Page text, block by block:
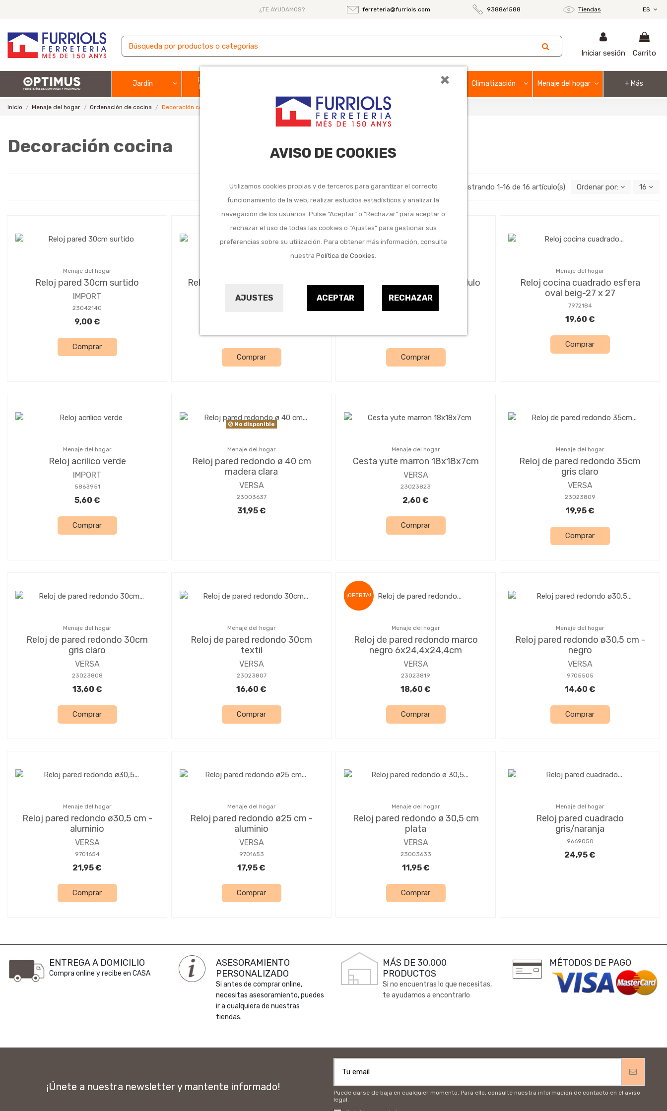
×
AVISO DE COOKIES
Utilizamos cookies propias y de terceros para garantizar el correcto
funcionamiento de la web, realizar estudios estadísticos y analizar la
navegación de los usuarios. Pulse “Aceptar” o “Rechazar” para aceptar o
rechazar el uso de todas las cookies o “Ajustes” para gestionar sus
preferencias sobre su utilización. Para obtener más información, consulte
nuestraPolítica de Cookies.
AJUSTES ACEPTAR RECHAZAR
¿TE AYUDAMOS? ferreteria@furriols.com 938861588 Tiendas ES
Iniciar sesión Carrito
Jardín
Pintura y
Climatización Menaje del hogar + Más
Inicio Menaje del hogar Ordenación de cocina Decoración cocina
Decoración cocina
Mostrando 1-16 de 16 artículo(s) Ordenar por: 16
Menaje del hogar
Reloj pared 30cm surtido
IMPORT
23042140
9,00 €
Comprar
Reloj pared acero negro 31 x 31
cm
Comprar
Reloj cocina resina con pendulo
perro
Comprar
Menaje del hogar
Reloj cocina cuadrado esfera
oval beig-27 x 27
7972184
19,60 €
Comprar
Menaje del hogar
Reloj acrilico verde
IMPORT
5863951
5,60 €
Comprar
No disponible
Menaje del hogar
Reloj pared redondo ø 40 cm
madera clara
VERSA
23003637
31,95 €
Menaje del hogar
Cesta yute marron 18x18x7cm
VERSA
23023823
2,60 €
Comprar
Menaje del hogar
Reloj de pared redondo 35cm
gris claro
VERSA
23023809
19,95 €
Comprar
Menaje del hogar
Reloj de pared redondo 30cm
gris claro
VERSA
23023808
13,60 €
Comprar
Menaje del hogar
Reloj de pared redondo 30cm
textil
VERSA
23023807
16,60 €
Comprar
¡OFERTA!
Menaje del hogar
Reloj de pared redondo marco
negro 6x24,4x24,4cm
VERSA
23023819
18,60 €
Comprar
Menaje del hogar
Reloj pared redondo ø30,5 cm -
negro
VERSA
9705505
14,60 €
Comprar
Menaje del hogar
Reloj pared redondo ø30,5 cm -
aluminio
VERSA
9701654
21,95 €
Comprar
Menaje del hogar
Reloj pared redondo ø25 cm -
aluminio
VERSA
9701653
17,95 €
Comprar
Menaje del hogar
Reloj pared redondo ø 30,5 cm
plata
VERSA
23003633
11,95 €
Comprar
Menaje del hogar
Reloj pared cuadrado
gris/naranja
9669050
24,95 €
ENTREGA A DOMICILIO
Compra online y recibe en CASA
ASESORAMIENTO
PERSONALIZADO
Si antes de comprar online,
necesitas asesoramiento, puedes
ir a cualquiera de nuestras
tiendas.
MÁS DE 30.000
PRODUCTOS
Si no encuentras lo que necesitas,
te ayudamos a encontrarlo
MÉTODOS DE PAGO
¡Únete a nuestra newsletter y mantente informado!
Puede darse de baja en cualquier momento. Para ello, consulte nuestra información de contacto en el aviso
legal.